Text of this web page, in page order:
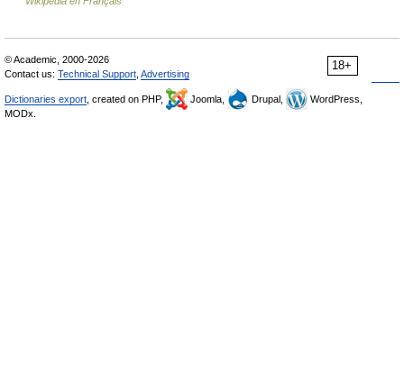
18+
© Academic, 2000-2026
Contact us: Technical Support Advertising
Dictionaries export , created on PHP, Joomla, Drupal,
WordPress,
MODx.